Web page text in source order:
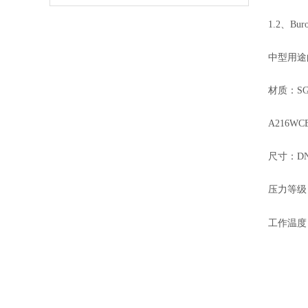
1.2、
中型用
材质：
尺寸：
压力等级
工作温度